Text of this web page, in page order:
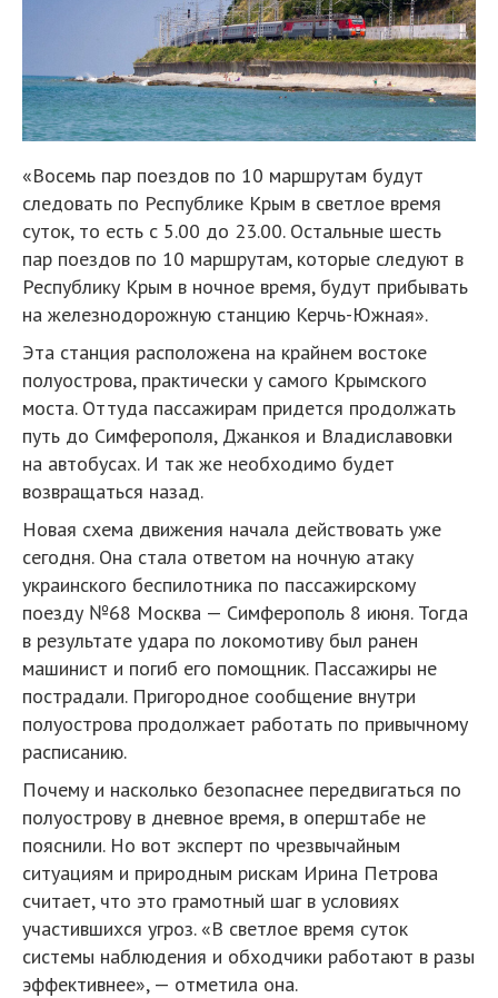
«Восемь пар поездов по 10 маршрутам будут
следовать по Республике Крым в светлое время
суток, то есть с 5.00 до 23.00. Остальные шесть
пар поездов по 10 маршрутам, которые следуют в
Республику Крым в ночное время, будут прибывать
на железнодорожную станцию Керчь-Южная».
Эта станция расположена на крайнем востоке
полуострова, практически у самого Крымского
моста. Оттуда пассажирам придется продолжать
путь до Симферополя, Джанкоя и Владиславовки
на автобусах. И так же необходимо будет
возвращаться назад.
Новая схема движения начала действовать уже
сегодня. Она стала ответом на ночную атаку
украинского беспилотника по пассажирскому
поезду №68 Москва — Симферополь 8 июня. Тогда
в результате удара по локомотиву был ранен
машинист и погиб его помощник. Пассажиры не
пострадали. Пригородное сообщение внутри
полуострова продолжает работать по привычному
расписанию.
Почему и насколько безопаснее передвигаться по
полуострову в дневное время, в оперштабе не
пояснили. Но вот эксперт по чрезвычайным
ситуациям и природным рискам Ирина Петрова
считает, что это грамотный шаг в условиях
участившихся угроз. «В светлое время суток
системы наблюдения и обходчики работают в разы
эффективнее», — отметила она.